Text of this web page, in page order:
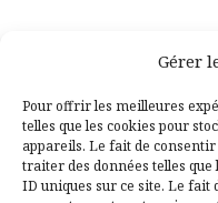
Gérer
Pour offrir les meilleures
telles que les cookies pour
appareils. Le fait de
traiter des données telles
ID uniques sur ce site. Le